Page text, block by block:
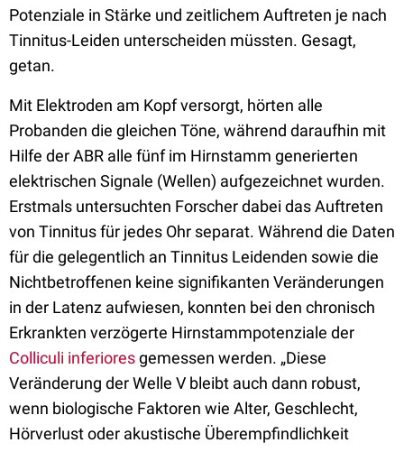
Potenziale in Stärke und zeitlichem Auftreten je nach
Tinnitus-Leiden unterscheiden müssten. Gesagt,
getan.
Mit Elektroden am Kopf versorgt, hörten alle
Probanden die gleichen Töne, während daraufhin mit
Hilfe der ABR alle fünf im Hirnstamm generierten
elektrischen Signale (Wellen) aufgezeichnet wurden.
Erstmals untersuchten Forscher dabei das Auftreten
von Tinnitus für jedes Ohr separat. Während die Daten
für die gelegentlich an Tinnitus Leidenden sowie die
Nichtbetroffenen keine signifikanten Veränderungen
in der Latenz aufwiesen, konnten bei den chronisch
Erkrankten verzögerte Hirnstammpotenziale der
Colliculi inferioresgemessen werden. „Diese
Veränderung der Welle V bleibt auch dann robust,
wenn biologische Faktoren wie Alter, Geschlecht,
Hörverlust oder akustische Überempfindlichkeit